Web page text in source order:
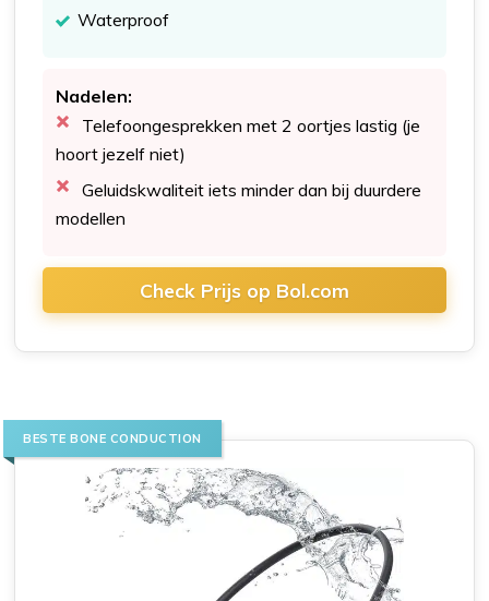
Waterproof
Nadelen:
Telefoongesprekken met 2 oortjes lastig (je
hoort jezelf niet)
Geluidskwaliteit iets minder dan bij duurdere
modellen
Check Prijs op Bol.com
BESTE BONE CONDUCTION